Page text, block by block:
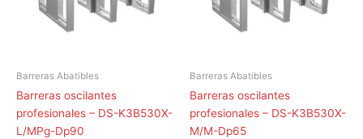
Barreras Abatibles
Barreras oscilantes
profesionales – DS-K3B530X-
L/MPg-Dp90
Barreras Abatibles
Barreras oscilantes
profesionales – DS-K3B530X-
M/M-Dp65